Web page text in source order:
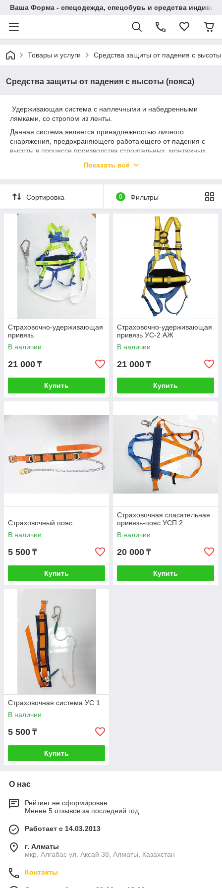
Ваша Форма - спецодежда, спецобувь и средства
Товары и услуги Средства защиты от падения с
Средства защиты от падения с высоты (пояса)
Удерживающая система с наплечными и набедренными
лямками, со стропом из ленты.
Данная система является принадлежностью личного
снаряжения, предохраняющего работающего от падения с
высоты в процессе производства строительных, монтажных,
Показать всё
Сортировка 0 Фильтры
Страховочно-удерживающая
привязь
В наличии
21 000 ₸
Купить
Страховочно-удерживающая
привязь УС-2 АЖ
В наличии
21 000 ₸
Купить
Страховочный пояс
В наличии
5 500 ₸
Купить
Страховочная спасательная
привязь-пояс УСП 2
В наличии
20 000 ₸
Купить
Страховочная система УС 1
В наличии
5 500 ₸
Купить
О нас
Рейтинг не сформирован
Менее 5 отзывов за последний год
Работает с 14.03.2013
г. Алматы
мкр. Алгабас ул. Аксай 38, Алматы, Казахстан
Контакты